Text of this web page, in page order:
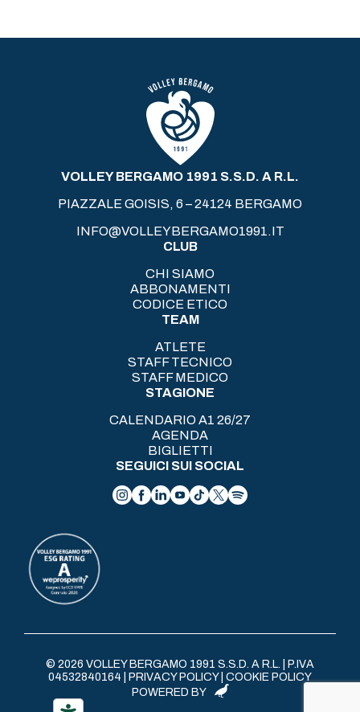
VOLLEY BERGAMO 1991 S.S.D. A R.L.
PIAZZALE GOISIS, 6 – 24124 BERGAMO
INFO@VOLLEYBERGAMO1991.IT
CLUB
CHI SIAMO
ABBONAMENTI
CODICE ETICO
TEAM
ATLETE
STAFF TECNICO
STAFF MEDICO
STAGIONE
CALENDARIO A1 26/27
AGENDA
BIGLIETTI
SEGUICI SUI SOCIAL
© 2026 VOLLEY BERGAMO 1991 S.S.D. A R.L. | P.IVA
04532840164 | PRIVACY POLICY| COOKIE POLICY
POWERED BY